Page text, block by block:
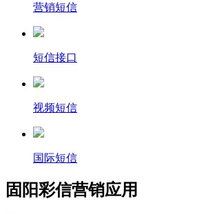
营销短信
短信接口
视频短信
国际短信
固阳彩信营销应用